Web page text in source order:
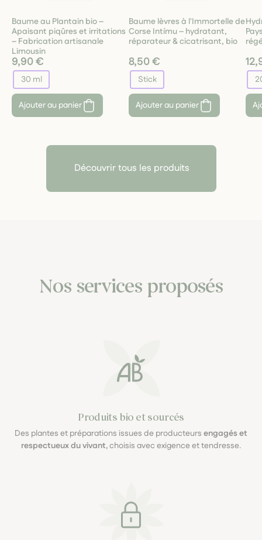
Baume au Plantain bio –
Apaisant piqûres et irritations
– Fabrication artisanale
Limousin
9,90 €
30 ml
Ajouter au panier
Baume lèvres à l'Immortelle de
Corse Intímu – hydratant,
réparateur & cicatrisant, bio
8,50 €
Stick
Ajouter au panier
Découvrir tous les produits
Nos services proposés
Produits bio et sourcés
Des plantes et préparations issues de producteurs engagés et
respectueux du vivant, choisis avec exigence et tendresse.